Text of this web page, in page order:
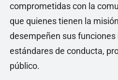
comprometidas con la
que quienes tienen la
desempeñen sus
estándares de conducta,
público.